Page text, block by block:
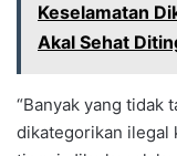
Keselamatan
Akal Sehat
“Banyak yang tidak
dikategorikan ilegal